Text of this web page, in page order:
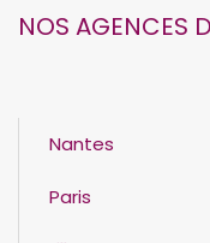
NOS AGENCES
Nantes
Paris